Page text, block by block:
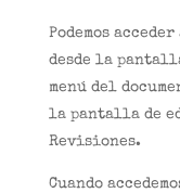
Podemos
desde la
menú del
la pantalla de
Revisiones.
Cuando